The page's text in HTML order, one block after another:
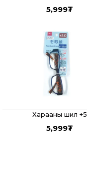
5,999₮
Харааны шил +5
5,999₮